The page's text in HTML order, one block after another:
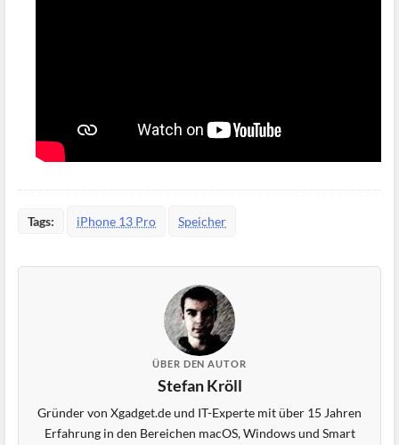
Tags: iPhone 13 Pro Speicher
ÜBER DEN AUTOR
Stefan Kröll
Gründer von Xgadget.de und IT-Experte mit über 15 Jahren
Erfahrung in den Bereichen macOS, Windows und Smart